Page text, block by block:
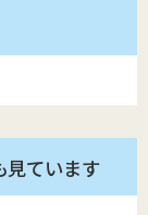
見ています